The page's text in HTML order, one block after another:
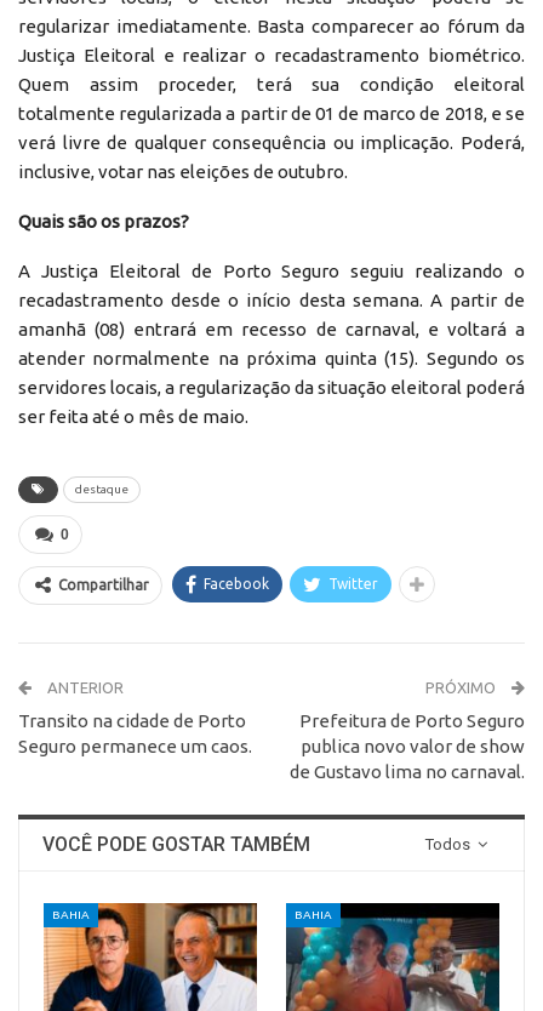
regularizar imediatamente. Basta comparecer ao fórum da
Justiça Eleitoral e realizar o recadastramento biométrico.
Quem assim proceder, terá sua condição eleitoral
totalmente regularizada a partir de 01 de marco de 2018, e se
verá livre de qualquer consequência ou implicação. Poderá,
inclusive, votar nas eleições de outubro.
Quais são os prazos?
A Justiça Eleitoral de Porto Seguro seguiu realizando o
recadastramento desde o início desta semana. A partir de
amanhã (08) entrará em recesso de carnaval, e voltará a
atender normalmente na próxima quinta (15). Segundo os
servidores locais, a regularização da situação eleitoral poderá
ser feita até o mês de maio.
destaque
0
Compartilhar Facebook Twitter
ANTERIOR
Transito na cidade de Porto
Seguro permanece um caos.
PRÓXIMO
Prefeitura de Porto Seguro
publica novo valor de show
de Gustavo lima no carnaval.
Todos
VOCÊ PODE GOSTAR TAMBÉM
BAHIA BAHIA